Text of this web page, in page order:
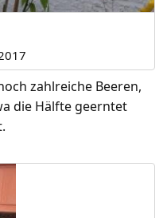
zahlreiche Beeren,
die Hälfte geerntet